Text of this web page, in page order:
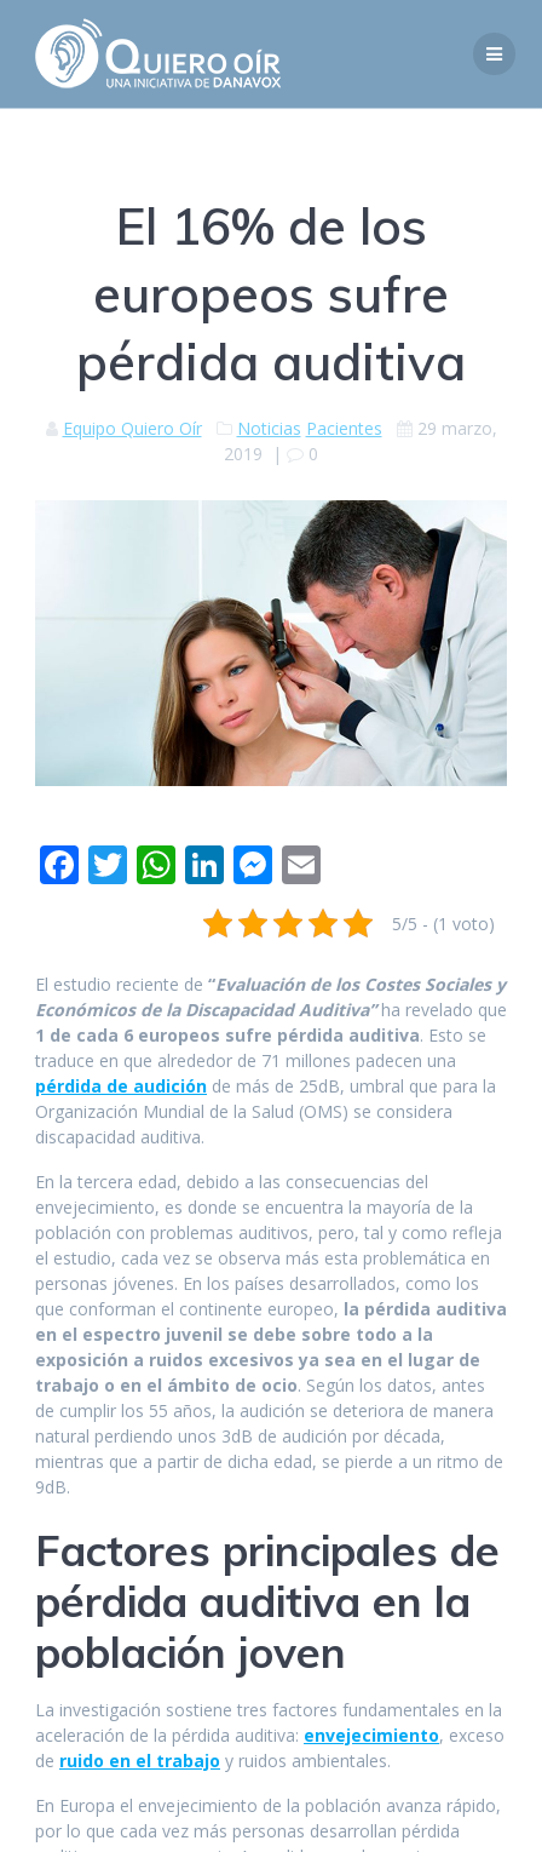
contenido
El 16% de los
europeos sufre
pérdida auditiva
Equipo Quiero Oír Noticias Pacientes
29 marzo,
2019 | 0
F
b
o
o
k
T
er
W
at
s
A
p
p
Li
n
k
e
dI
n
M
e
ss
e
n
g
er
m
ai
l
5/5 - (1 voto)
El estudio reciente de “Evaluación de los Costes Sociales y
Económicos de la Discapacidad Auditiva” ha revelado que
1 de cada 6 europeos sufre pérdida auditiva. Esto se
traduce en que alrededor de 71 millones padecen una
pérdida de audición de más de 25dB, umbral que para la
Organización Mundial de la Salud (OMS) se considera
discapacidad auditiva.
En la tercera edad, debido a las consecuencias del
envejecimiento, es donde se encuentra la mayoría de la
población con problemas auditivos, pero, tal y como refleja
el estudio, cada vez se observa más esta problemática en
personas jóvenes. En los países desarrollados, como los
que conforman el continente europeo, la pérdida auditiva
en el espectro juvenil se debe sobre todo a la
exposición a ruidos excesivos ya sea en el lugar de
trabajo o en el ámbito de ocio. Según los datos, antes
de cumplir los 55 años, la audición se deteriora de manera
natural perdiendo unos 3dB de audición por década,
mientras que a partir de dicha edad, se pierde a un ritmo de
9dB.
Factores principales de
pérdida auditiva en la
población joven
La investigación sostiene tres factores fundamentales en la
aceleración de la pérdida auditiva: envejecimiento, exceso
de ruido en el trabajo y ruidos ambientales.
En Europa el envejecimiento de la población avanza rápido,
por lo que cada vez más personas desarrollan pérdida